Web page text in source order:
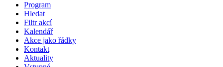
Program
Hledat
Filtr akcí
Kalendář
Akce jako řádky
Kontakt
Aktuality